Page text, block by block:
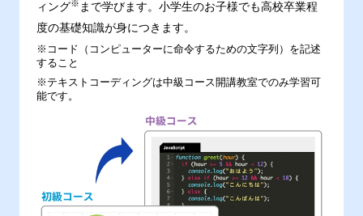
ィング※ まで学びます。小学生のお子様でも高校卒業程
度の基礎知識が身につきます。
※コード（コンピューターに命令するための文字列）を記述
すること
※テキストコーディングは中級コース開講教室でのみ学習可
能です。